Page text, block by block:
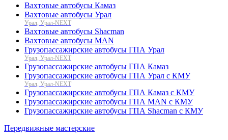
Вахтовые автобусы Камаз
Вахтовые автобусы Урал
Урал, Урал-NEXT
Вахтовые автобусы Shacman
Вахтовые автобусы MAN
Грузопассажирские автобусы ГПА Урал
Урал, Урал-NEXT
Грузопассажирские автобусы ГПА Камаз
Грузопассажирские автобусы ГПА Урал с КМУ
Урал, Урал-NEXT
Грузопассажирские автобусы ГПА Камаз с КМУ
Грузопассажирские автобусы ГПА MAN с КМУ
Грузопассажирские автобусы ГПА Shacman с КМУ
Передвижные мастерские